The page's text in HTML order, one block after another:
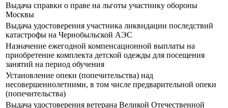
Выдача справки о праве на льготы участнику обороны
Москвы
Выдача удостоверения участника ликвидации последствий
катастрофы на Чернобыльской АЭС
Назначение ежегодной компенсационной выплаты на
приобретение комплекта детской одежды для посещения
занятий на период обучения
Установление опеки (попечительства) над
несовершеннолетними, в том числе предварительной опеки
(попечительства)
Выдача удостоверения ветерана Великой Отечественной